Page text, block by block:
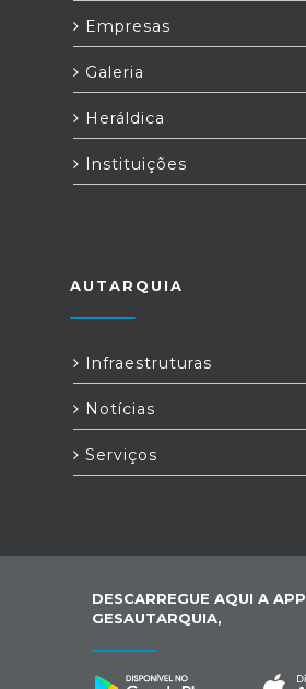
Empresas
Galeria
Heráldica
Instituições
AUTARQUIA
Infraestruturas
Notícias
Serviços
DESCARREGUE AQUI A APP
GESAUTARQUIA,